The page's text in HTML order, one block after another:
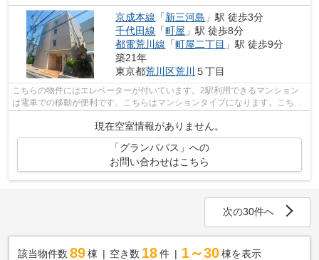
京成本線 「新三河島 」駅 徒歩3分
千代田線 「町屋 」駅 徒歩8分
都電荒川線 「町屋二丁目 」駅 徒歩9分
築21年
東京都荒川区荒川 ５丁目
こちらの物件にはエレベーターが付いています。2駅利用できるマンション
は電車での移動が便利です。こちらはマンションタイプになります。こちら
現在空室情報がありません。
「グランパパス」への
お問い合わせはこちら
次の30件へ
該当物件数 89棟 空き数 18 件 1～30 棟を表示